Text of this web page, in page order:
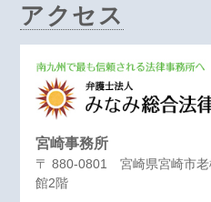
アクセス
宮崎事務所
〒 880-0801 宮崎県宮崎市老
館2階